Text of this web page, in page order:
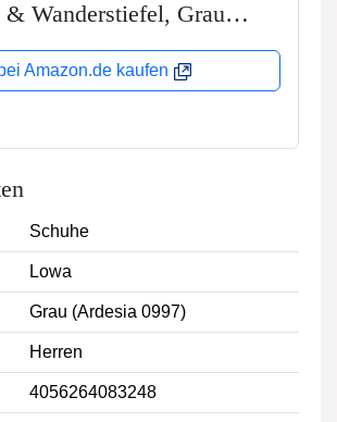
Wanderstiefel, Grau
bei Amazon.de kaufen
Schuhe
Lowa
Grau (Ardesia 0997)
Herren
4056264083248